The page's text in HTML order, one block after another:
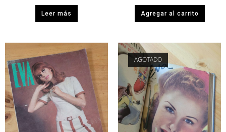
Leer más Agregar al carrito
AGOTADO